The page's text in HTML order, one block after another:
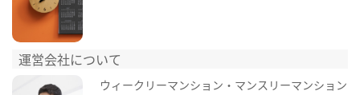
運営会社について
ウィークリーマンション・マンスリーマンション